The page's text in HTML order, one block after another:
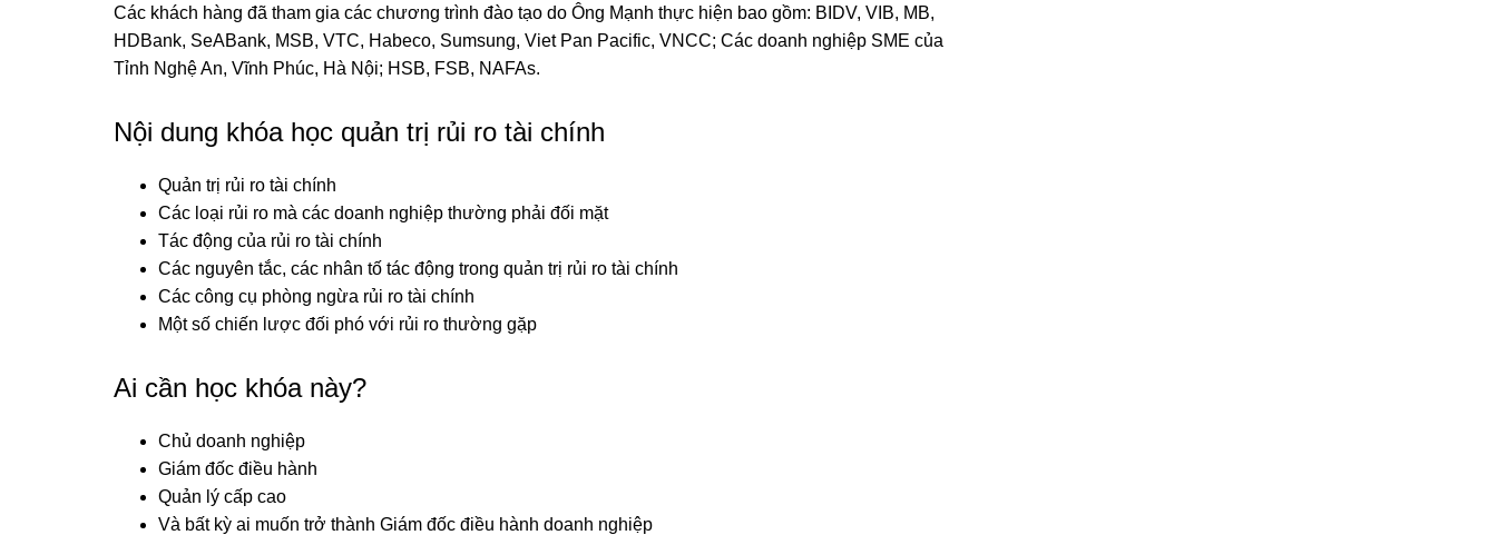
Các khách hàng đã tham gia các chương trình đào tạo do Ông Mạnh thực hiện bao gồm: BIDV, VIB, MB,
HDBank, SeABank, MSB, VTC, Habeco, Sumsung, Viet Pan Pacific, VNCC; Các doanh nghiệp SME của
Tỉnh Nghệ An, Vĩnh Phúc, Hà Nội; HSB, FSB, NAFAs.
Nội dung khóa học quản trị rủi ro tài chính
Quản trị rủi ro tài chính
Các loại rủi ro mà các doanh nghiệp thường phải đối mặt
Tác động của rủi ro tài chính
Các nguyên tắc, các nhân tố tác động trong quản trị rủi ro tài chính
Các công cụ phòng ngừa rủi ro tài chính
Một số chiến lược đối phó với rủi ro thường gặp
Ai cần học khóa này?
Chủ doanh nghiệp
Giám đốc điều hành
Quản lý cấp cao
Và bất kỳ ai muốn trở thành Giám đốc điều hành doanh nghiệp